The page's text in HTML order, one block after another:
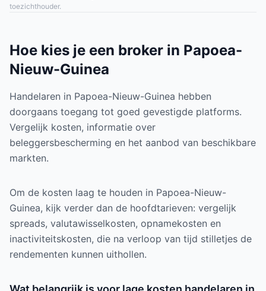
toezichthouder.
Hoe kies je een broker in Papoea-
Nieuw-Guinea
Handelaren in Papoea-Nieuw-Guinea hebben
doorgaans toegang tot goed gevestigde platforms.
Vergelijk kosten, informatie over
beleggersbescherming en het aanbod van beschikbare
markten.
Om de kosten laag te houden in Papoea-Nieuw-
Guinea, kijk verder dan de hoofdtarieven: vergelijk
spreads, valutawisselkosten, opnamekosten en
inactiviteitskosten, die na verloop van tijd stilletjes de
rendementen kunnen uithollen.